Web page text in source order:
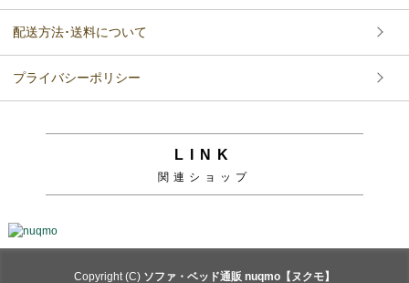
配送方法･送料について
プライバシーポリシー
LINK
関連ショップ
Copyright (C) ソファ・ベッド通販 nuqmo【ヌクモ】